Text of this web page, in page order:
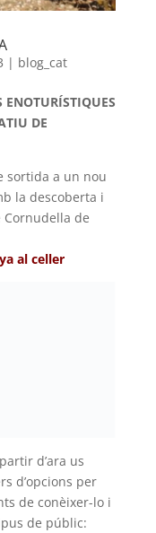
| blog_cat
ENOTURÍSTIQUES
DE
sortida a un nou
la descoberta i
de
al celler
d’ara us
d’opcions per
de conèixer-lo i
de públic: